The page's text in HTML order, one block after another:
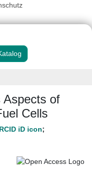
Aspects of
Cells
;